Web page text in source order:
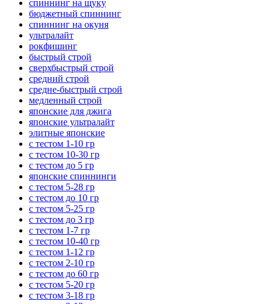
спиннинг на щуку
бюджетный спиннинг
спиннинг на окуня
ультралайт
рокфишинг
быстрый строй
сверхбыстрый строй
средний строй
средне-быстрый строй
медленный строй
японские для джига
японские ультралайт
элитные японские
с тестом 1-10 гр
с тестом 10-30 гр
с тестом до 5 гр
японские спиннинги
с тестом 5-28 гр
с тестом до 10 гр
с тестом 5-25 гр
с тестом до 3 гр
с тестом 1-7 гр
с тестом 10-40 гр
с тестом 1-12 гр
с тестом 2-10 гр
с тестом до 60 гр
с тестом 5-20 гр
с тестом 3-18 гр